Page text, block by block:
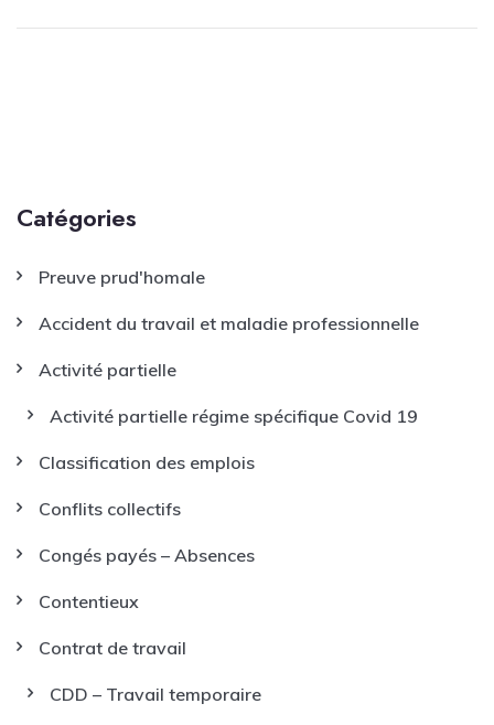
Catégories
Preuve prud'homale
Accident du travail et maladie professionnelle
Activité partielle
Activité partielle régime spécifique Covid 19
Classification des emplois
Conflits collectifs
Congés payés – Absences
Contentieux
Contrat de travail
CDD – Travail temporaire